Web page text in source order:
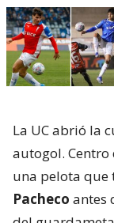
La UC abrió la
autogol. Centro
una pelota que
Pacheco antes